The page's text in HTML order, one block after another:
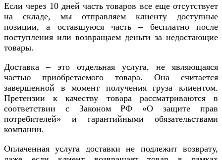
Если через 10 дней часть товаров все еще отсутствует
на складе, мы отправляем клиенту доступные
позиции, а оставшуюся часть – бесплатно после
поступления или возвращаем деньги за недостающие
товары.
Доставка – это отдельная услуга, не являющаяся
частью приобретаемого товара. Она считается
завершенной в момент получения груза клиентом.
Претензии к качеству товара рассматриваются в
соответствии с Законом РФ «О защите прав
потребителей» и гарантийными обязательствами
компании.
Оплаченная услуга доставки не подлежит возврату,